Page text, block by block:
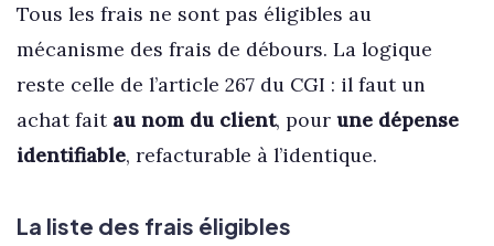
Tous les frais ne sont pas éligibles au
mécanisme des frais de débours. La logique
reste celle de l’article 267 du CGI : il faut un
achat fait au nom du client, pour une dépense
identifiable, refacturable à l’identique.
La liste des frais éligibles